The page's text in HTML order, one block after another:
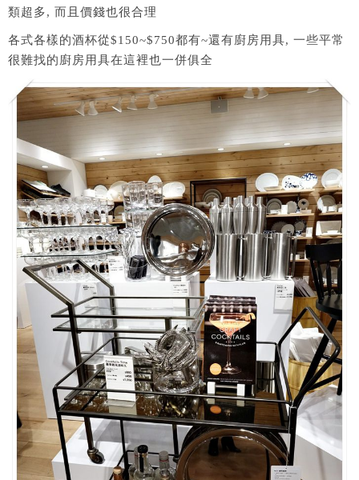
類超多, 而且價錢也很合理
各式各樣的酒杯從$150~$750都有~還有廚房用具, 一些平常
很難找的廚房用具在這裡也一併俱全